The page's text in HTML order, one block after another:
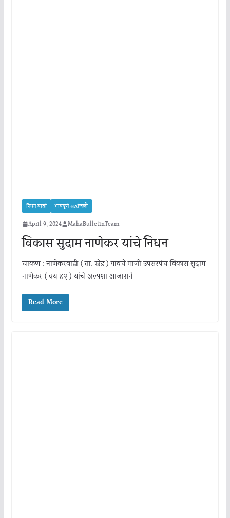
निधन वार्ता भावपूर्ण श्रद्धांजली
April 9, 2024 MahaBulletinTeam
विकास सुदाम नाणेकर यांचे निधन
चाकण : नाणेकरवाडी ( ता. खेड ) गावचे माजी उपसरपंच विकास सुदाम
नाणेकर ( वय ४२ ) यांचे अल्पशा आजाराने
Read More